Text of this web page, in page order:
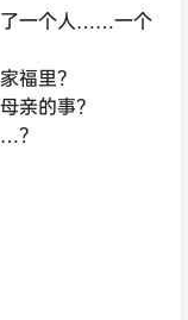
了一个人……一个
福里？
亲的事？
？